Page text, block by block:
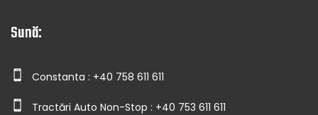
Sună:
Constanta : +40 758 611 611
Tractări Auto Non-Stop : +40 753 611 611